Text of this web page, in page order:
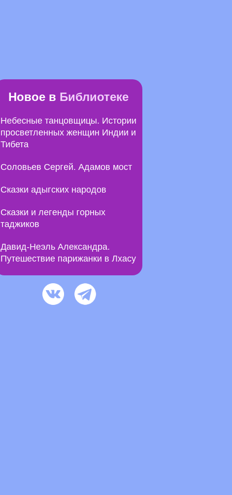
Новое в Библиотеке
Небесные танцовщицы. Истории
просветленных женщин Индии и
Тибета
Соловьев Сергей. Адамов мост
Сказки адыгских народов
Сказки и легенды горных
таджиков
Давид-Неэль Александра.
Путешествие парижанки в Лхасу